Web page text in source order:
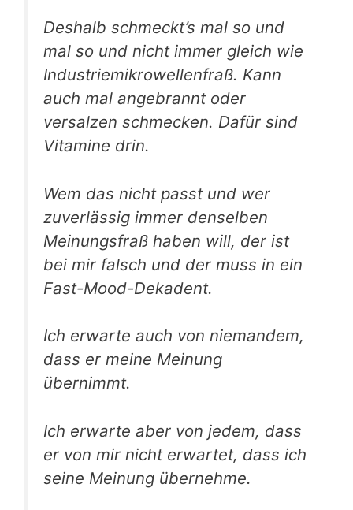
Deshalb schmeckt’s mal so und
mal so und nicht immer gleich wie
Industriemikrowellenfraß. Kann
auch mal angebrannt oder
versalzen schmecken. Dafür sind
Vitamine drin.
Wem das nicht passt und wer
zuverlässig immer denselben
Meinungsfraß haben will, der ist
bei mir falsch und der muss in ein
Fast-Mood-Dekadent.
Ich erwarte auch von niemandem,
dass er meine Meinung
übernimmt.
Ich erwarte aber von jedem, dass
er von mir nicht erwartet, dass ich
seine Meinung übernehme.